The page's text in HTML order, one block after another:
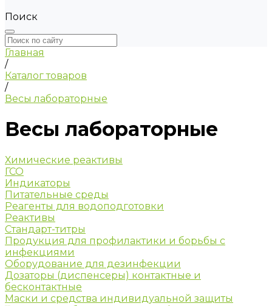
Поиск
Главная
/
Каталог товаров
/
Весы лабораторные
Весы лабораторные
Химические реактивы
ГСО
Индикаторы
Питательные среды
Реагенты для водоподготовки
Реактивы
Стандарт-титры
Продукция для профилактики и борьбы с
инфекциями
Оборудование для дезинфекции
Дозаторы (диспенсеры) контактные и
бесконтактные
Маски и средства индивидуальной защиты